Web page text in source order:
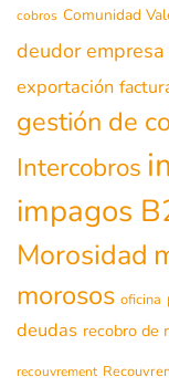
cobros Comunidad
deudor
exportación
gestión de
Intercobros
impagos
Morosidad
morosos oficina
deudas recobro de
recouvrement